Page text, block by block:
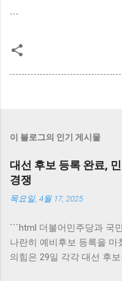
```
이 블로그의 인기 게시물
대선 후보 등록 완료,
경쟁
목요일, 4월 17, 2025
```html 더불어민주당과 국
나란히 예비후보 등록을 마
의힘은 29일 각각 대선 후